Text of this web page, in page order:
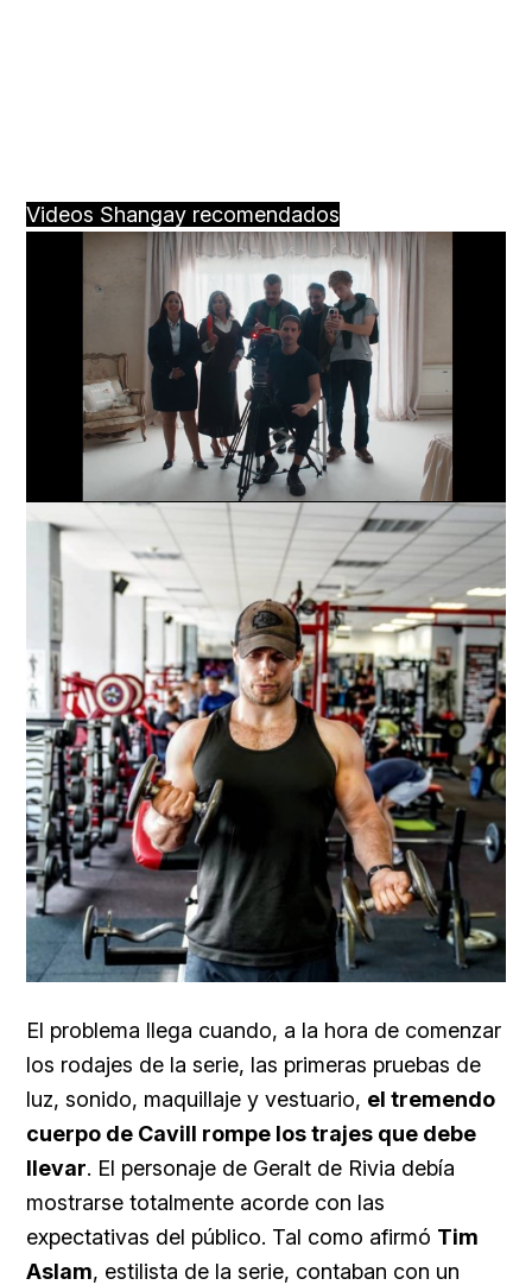
Videos Shangay recomendados
Loaded
66.12%
El problema llega cuando, a la hora de comenzar
los rodajes de la serie, las primeras pruebas de
luz, sonido, maquillaje y vestuario, el tremendo
cuerpo de Cavill rompe los trajes que debe
llevar. El personaje de Geralt de Rivia debía
mostrarse totalmente acorde con las
expectativas del público. Tal como afirmó Tim
Aslam, estilista de la serie, contaban con un